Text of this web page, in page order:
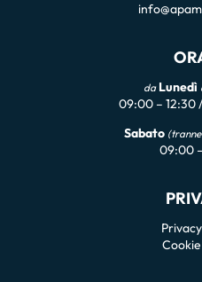
da Lunedì
09:00 – 12:30
Sabato
09:00